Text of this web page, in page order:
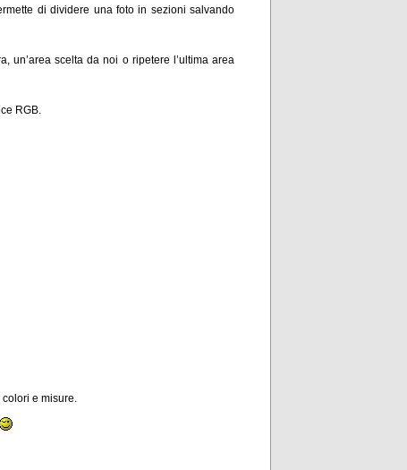
di dividere una foto in sezioni salvando
un’area scelta da noi o ripetere l’ultima area
RGB.
e misure.